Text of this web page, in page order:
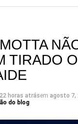
de apoio e
e segmentos da
TIRADO
22 horas atrásem agosto 7,
do blog